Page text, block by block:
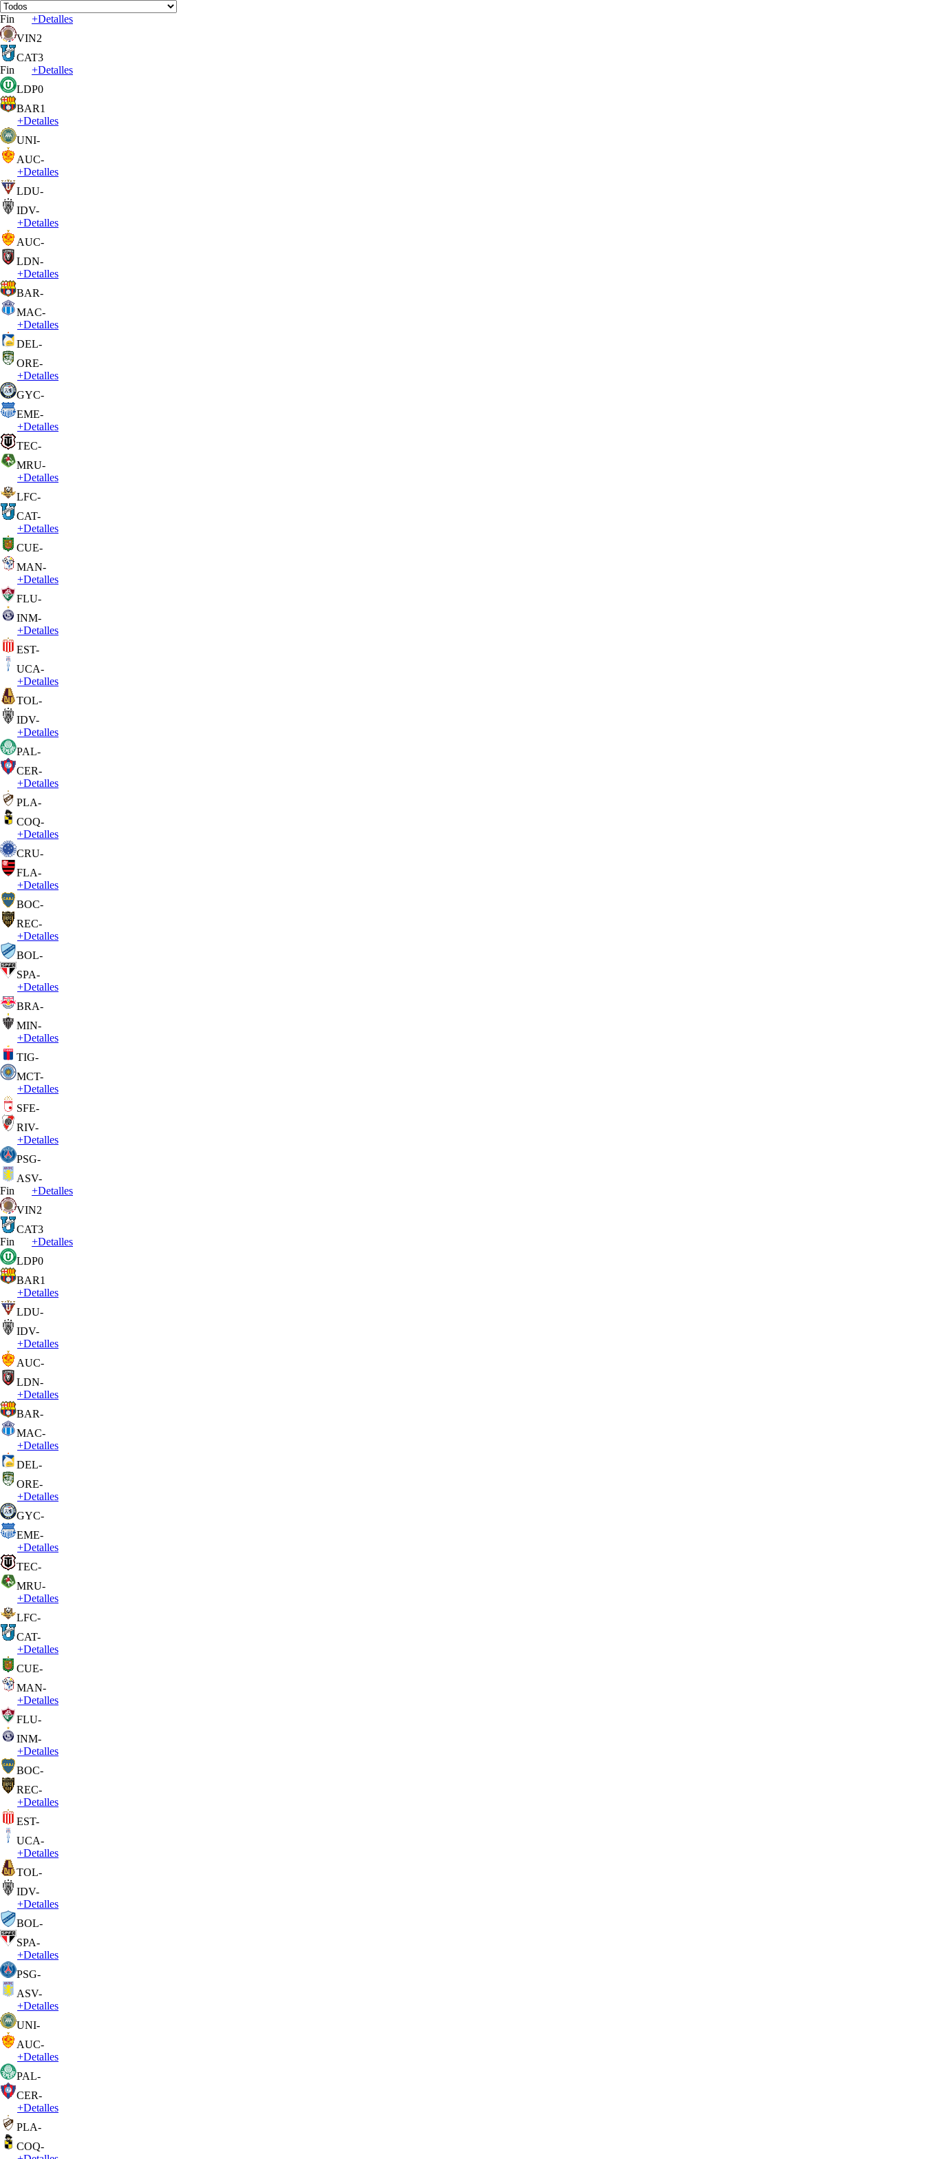
Fin +Detalles
VIN2
CAT3
Fin
+Detalles
LDP0
BAR1
+Detalles
UNI-
AUC-
+Detalles
LDU-
IDV-
+Detalles
AUC-
LDN-
+Detalles
BAR-
MAC-
+Detalles
DEL-
ORE-
+Detalles
GYC-
EME-
+Detalles
TEC-
MRU-
+Detalles
LFC-
CAT-
+Detalles
CUE-
MAN-
+Detalles
FLU-
INM-
+Detalles
EST-
UCA-
+Detalles
TOL-
IDV-
+Detalles
PAL-
CER-
+Detalles
PLA-
COQ-
+Detalles
CRU-
FLA-
+Detalles
BOC-
REC-
+Detalles
BOL-
SPA-
+Detalles
BRA-
MIN-
+Detalles
TIG-
MCT-
+Detalles
SFE-
RIV-
+Detalles
PSG-
ASV-
Fin
+Detalles
VIN2
CAT3
Fin
+Detalles
LDP0
BAR1
+Detalles
LDU-
IDV-
+Detalles
AUC-
LDN-
+Detalles
BAR-
MAC-
+Detalles
DEL-
ORE-
+Detalles
GYC-
EME-
+Detalles
TEC-
MRU-
+Detalles
LFC-
CAT-
+Detalles
CUE-
MAN-
+Detalles
FLU-
INM-
+Detalles
BOC-
REC-
+Detalles
EST-
UCA-
+Detalles
TOL-
IDV-
+Detalles
BOL-
SPA-
+Detalles
PSG-
ASV-
+Detalles
UNI-
AUC-
+Detalles
PAL-
CER-
+Detalles
PLA-
COQ-